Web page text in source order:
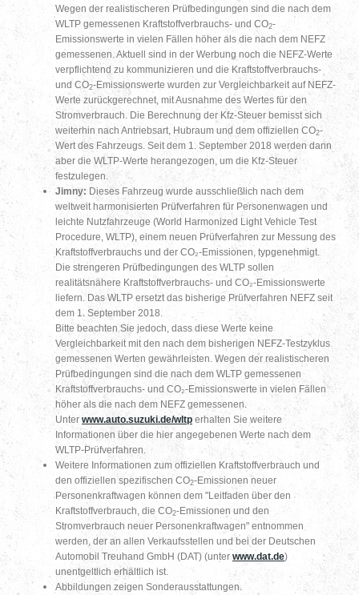
Wegen der realistischeren Prüfbedingungen sind die nach dem
WLTP gemessenen Kraftstoffverbrauchs- und CO2-
Emissionswerte in vielen Fällen höher als die nach dem NEFZ
gemessenen. Aktuell sind in der Werbung noch die NEFZ-Werte
verpflichtend zu kommunizieren und die Kraftstoffverbrauchs-
und CO2-Emissionswerte wurden zur Vergleichbarkeit auf NEFZ-
Werte zurückgerechnet, mit Ausnahme des Wertes für den
Stromverbrauch. Die Berechnung der Kfz-Steuer bemisst sich
weiterhin nach Antriebsart, Hubraum und dem offiziellen CO2-
Wert des Fahrzeugs. Seit dem 1. September 2018 werden dann
aber die WLTP-Werte herangezogen, um die Kfz-Steuer
festzulegen.
Jimny: Dieses Fahrzeug wurde ausschließlich nach dem
weltweit harmonisierten Prüfverfahren für Personenwagen und
leichte Nutzfahrzeuge (World Harmonized Light Vehicle Test
Procedure, WLTP), einem neuen Prüfverfahren zur Messung des
Kraftstoffverbrauchs und der CO₂-Emissionen, typgenehmigt.
Die strengeren Prüfbedingungen des WLTP sollen
realitätsnähere Kraftstoffverbrauchs- und CO₂-Emissionswerte
liefern. Das WLTP ersetzt das bisherige Prüfverfahren NEFZ seit
dem 1. September 2018.
Bitte beachten Sie jedoch, dass diese Werte keine
Vergleichbarkeit mit den nach dem bisherigen NEFZ-Testzyklus
gemessenen Werten gewährleisten. Wegen der realistischeren
Prüfbedingungen sind die nach dem WLTP gemessenen
Kraftstoffverbrauchs- und CO₂-Emissionswerte in vielen Fällen
höher als die nach dem NEFZ gemessenen.
Unter www.auto.suzuki.de/wltp erhalten Sie weitere
Informationen über die hier angegebenen Werte nach dem
WLTP-Prüfverfahren.
Weitere Informationen zum offiziellen Kraftstoffverbrauch und
den offiziellen spezifischen CO2-Emissionen neuer
Personenkraftwagen können dem "Leitfaden über den
Kraftstoffverbrauch, die CO2-Emissionen und den
Stromverbrauch neuer Personenkraftwagen" entnommen
werden, der an allen Verkaufsstellen und bei der Deutschen
Automobil Treuhand GmbH (DAT) (unter www.dat.de)
unentgeltlich erhältlich ist.
Abbildungen zeigen Sonderausstattungen.